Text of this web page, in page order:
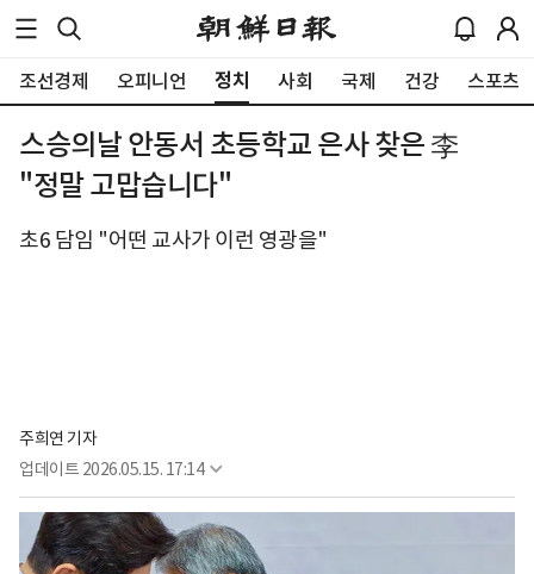
조선경제 오피니언 정치 사회 국제 건강 스포츠
스승의날 안동서 초등학교 은사 찾은 李
"정말 고맙습니다"
초6 담임 "어떤 교사가 이런 영광을"
주희연 기자
업데이트 2026.05.15. 17:14